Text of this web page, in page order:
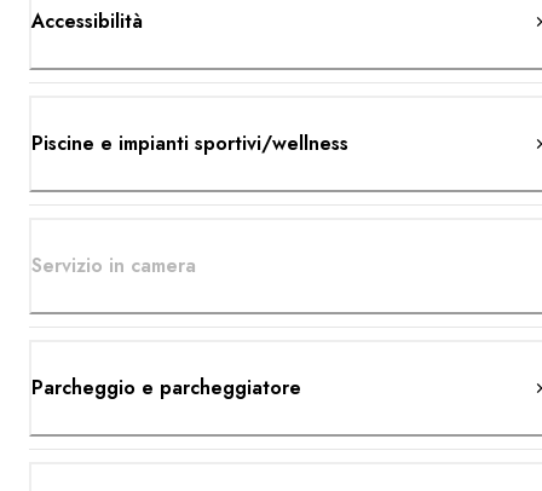
Accessibilità
Piscine e impianti sportivi/wellness
Servizio in camera
Parcheggio e parcheggiatore